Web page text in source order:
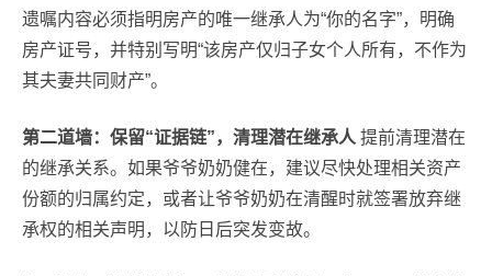
遗嘱内容必须指明房产的唯一继承人为“你的名字”，明确
房产证号，并特别写明“该房产仅归子女个人所有，不作为
其夫妻共同财产”。
第二道墙：保留“证据链”，清理潜在继承人 提前清理潜在
的继承关系。如果爷爷奶奶健在，建议尽快处理相关资产
份额的归属约定，或者让爷爷奶奶在清醒时就签署放弃继
承权的相关声明，以防日后突发变故。